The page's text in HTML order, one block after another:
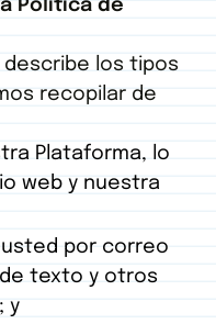
Política de
describe los tipos
recopilar de
Plataforma, lo
web y nuestra
por correo
texto y otros
y